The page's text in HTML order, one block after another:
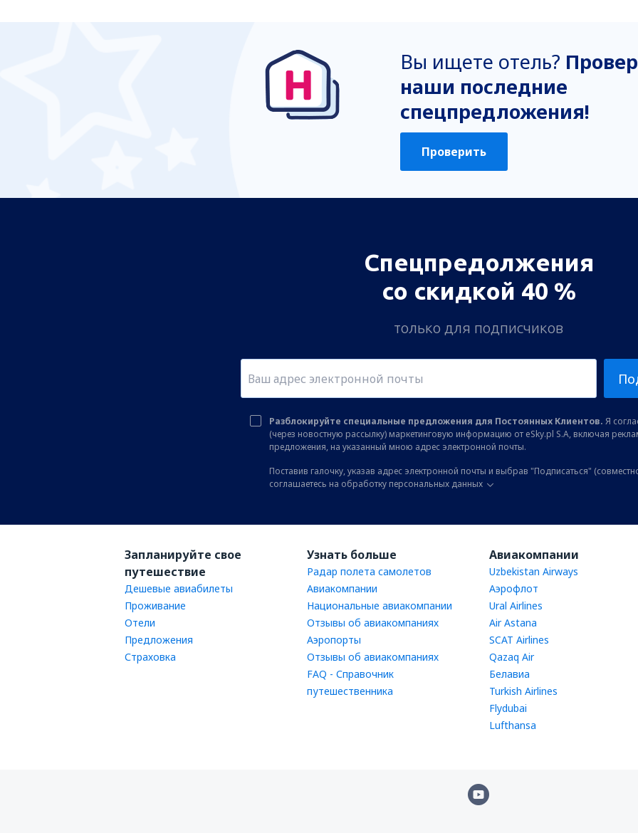
Вы ищете отель?
наши последние
спецпредложения!
Проверить
Спецпредолжения
со скидкой 40 %
только для подписчиков
Разблокируйте специальные предложения для Постоянных Клиентов. Я
(через новостную рассылку) маркетинговую информацию от eSky.pl S.A, включая
предложения, на указанный мною адрес электронной почты.
Поставив галочку, указав адрес электронной почты и выбрав "Подписаться"
соглашаетесь на обработку персональных данных
Запланируйте свое
путешествие
Дешевые авиабилеты
Проживание
Отели
Предложения
Страховка
Узнать больше
Радар полета самолетов
Авиакомпании
Национальные авиакомпании
Отзывы об авиакомпаниях
Аэропорты
Отзывы об авиакомпаниях
FAQ - Справочник
путешественника
Авиакомпании
Uzbekistan Airways
Аэрофлот
Ural Airlines
Air Astana
SCAT Airlines
Qazaq Air
Белавиа
Turkish Airlines
Flydubai
Lufthansa